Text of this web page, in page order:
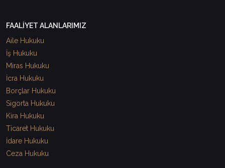
FAALİYET ALANLARIMIZ
Aile Hukuku
İş Hukuku
Miras Hukuku
İcra Hukuku
Borçlar Hukuku
Sigorta Hukuku
Kira Hukuku
Ticaret Hukuku
İdare Hukuku
Ceza Hukuku